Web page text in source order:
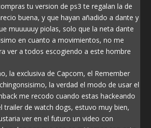
tu version de ps3 te regalan la de
buena, y que hayan añadido a dante y
muuuuuy piolas, solo que la neta dante
en cuanto a movimientos, no me
ver a todos escogiendo a este hombre
la exclusiva de Capcom, el Remember
la verdad el modo de usar el
me recodo cuando estas hackeando
trailer de watch dogs, estuvo muy bien,
ver en el futuro un video con